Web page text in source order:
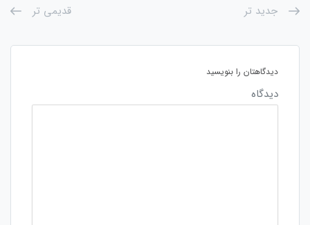
جدید تر قدیمی تر
دیدگاهتان را بنویسید
دیدگاه